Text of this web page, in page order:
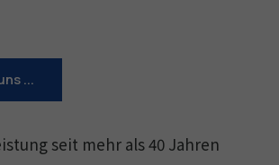
...
seit mehr als 40 Jahren